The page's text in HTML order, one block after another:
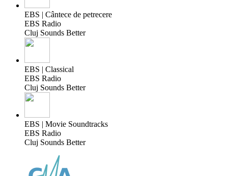
EBS | Cântece de petrecere
EBS Radio
Cluj Sounds Better
EBS | Classical
EBS Radio
Cluj Sounds Better
EBS | Movie Soundtracks
EBS Radio
Cluj Sounds Better